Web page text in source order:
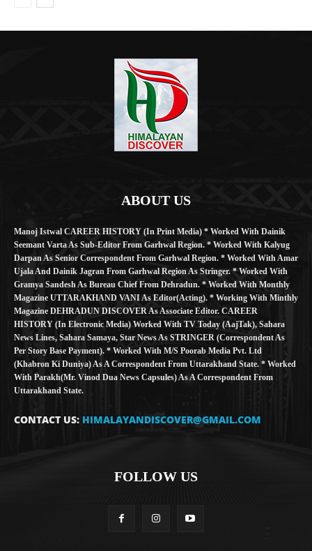
ABOUT US
Manoj Istwal CAREER HISTORY (in Print Media) * Worked With Dainik
Seemant Varta As Sub-Editor From Garhwal Region. * Worked With Kalyug
Darpan As Senior Correspondent From Garhwal Region. * Worked With Amar
Ujala And Dainik Jagran From Garhwal Region As Stringer. * Worked With
Gramya Sandesh As Bureau Chief From Dehradun. * Worked With Monthly
Magazine UTTARAKHAND VANI As Editor(Acting). * Working With Minthly
Magazine DEHRADUN DISCOVER As Associate Editor. CAREER
HISTORY (in Electronic Media) Worked With TV Today (AajTak), Sahara
News Lines, Sahara Samaya, Star News As STRINGER (Correspondent As
Per Story Base Payment). * Worked With M/S Poorab Media Pvt. Ltd
(Khabron Ki Duniya) As A Correspondent From Uttarakhand State. * Worked
With Parakh(Mr. Vinod Dua News Capsules) As A Correspondent From
Uttarakhand State.
CONTACT US: HIMALAYANDISCOVER@GMAIL.COM
FOLLOW US